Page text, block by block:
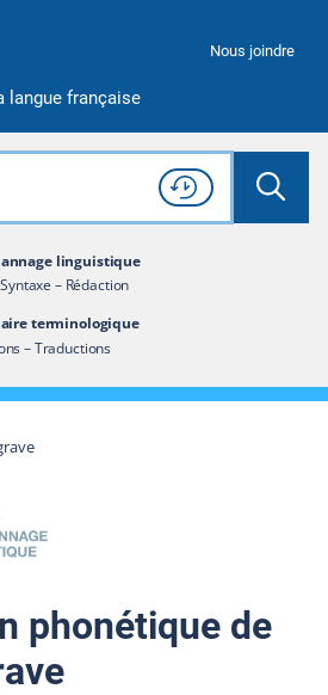
langue française
Nous joindre
Rechercher dans tout le site
Lancer
Consulter l'
Historique
de recherche
linguistique
– Rédaction
terminologique
– Traductions
terminologique
phonétique de